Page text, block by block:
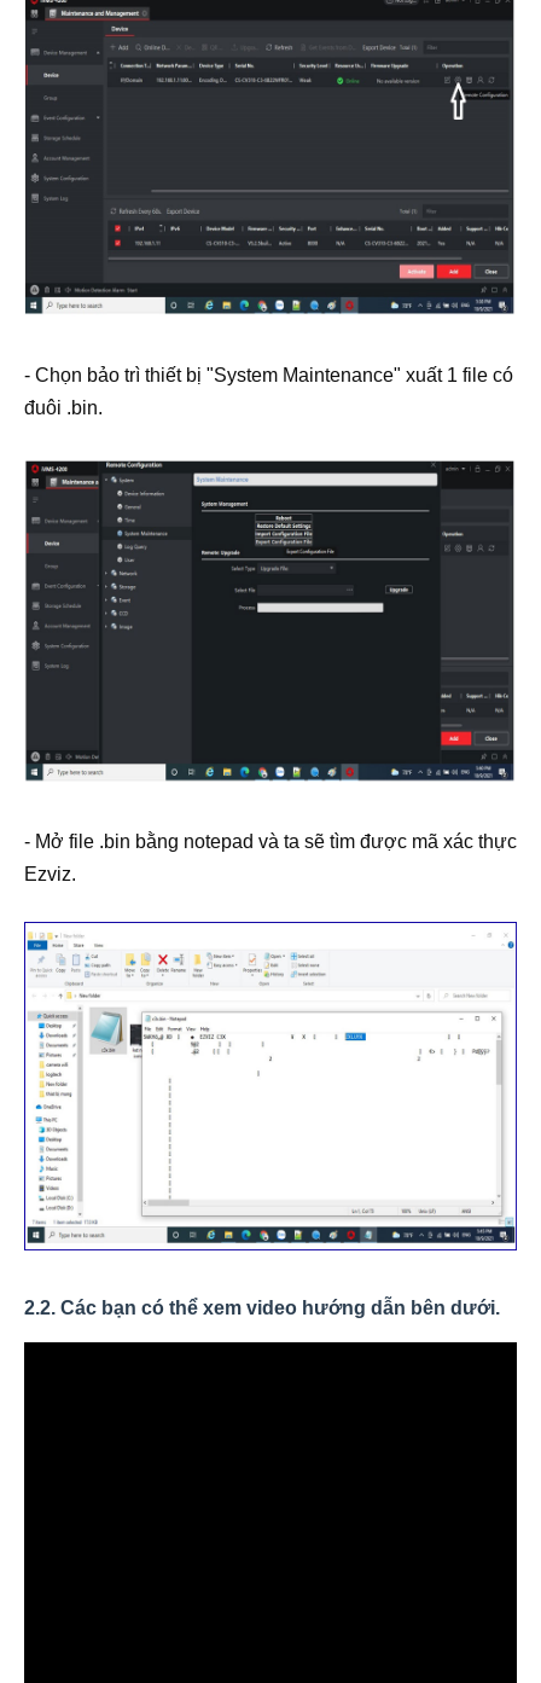
- Chọn bảo trì thiết bị "System Maintenance" xuất 1 file có
đuôi .bin.
- Mở file .bin bằng notepad và ta sẽ tìm được mã xác thực
Ezviz.
2.2. Các bạn có thể xem video hướng dẫn bên dưới.